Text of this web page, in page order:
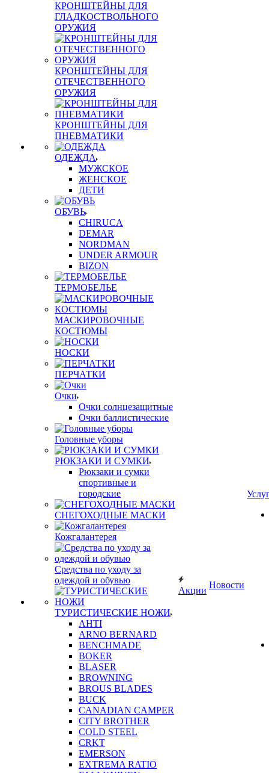
КРОНШТЕЙНЫ ДЛЯ
ГЛАДКОСТВОЛЬНОГО
ОРУЖИЯ
КРОНШТЕЙНЫ ДЛЯ
ОТЕЧЕСТВЕННОГО
ОРУЖИЯ
КРОНШТЕЙНЫ ДЛЯ
ПНЕВМАТИКИ
ОДЕЖДА
МУЖСКОЕ
ЖЕНСКОЕ
ДЕТИ
ОБУВЬ
CHIRUCA
DEMAR
NORDMAN
UNDER ARMOUR
BIZON
ТЕРМОБЕЛЬЕ
МАСКИРОВОЧНЫЕ
КОСТЮМЫ
НОСКИ
ПЕРЧАТКИ
Очки
Очки солнцезащитные
Очки баллистические
Головные уборы
РЮКЗАКИ И СУМКИ
Рюкзаки и сумки
спортивные и
городские
СНЕГОХОДНЫЕ МАСКИ
Кожгалантерея
Средства по уходу за
одеждой и обувью
ТУРИСТИЧЕСКИЕ НОЖИ
AHTI
ARNO BERNARD
BENCHMADE
BOKER
BLASER
BROWNING
BROUS BLADES
BUCK
CANADIAN CAMPER
CITY BROTHER
COLD STEEL
CRKT
EMERSON
EXTREMA RATIO
Акции
Новости